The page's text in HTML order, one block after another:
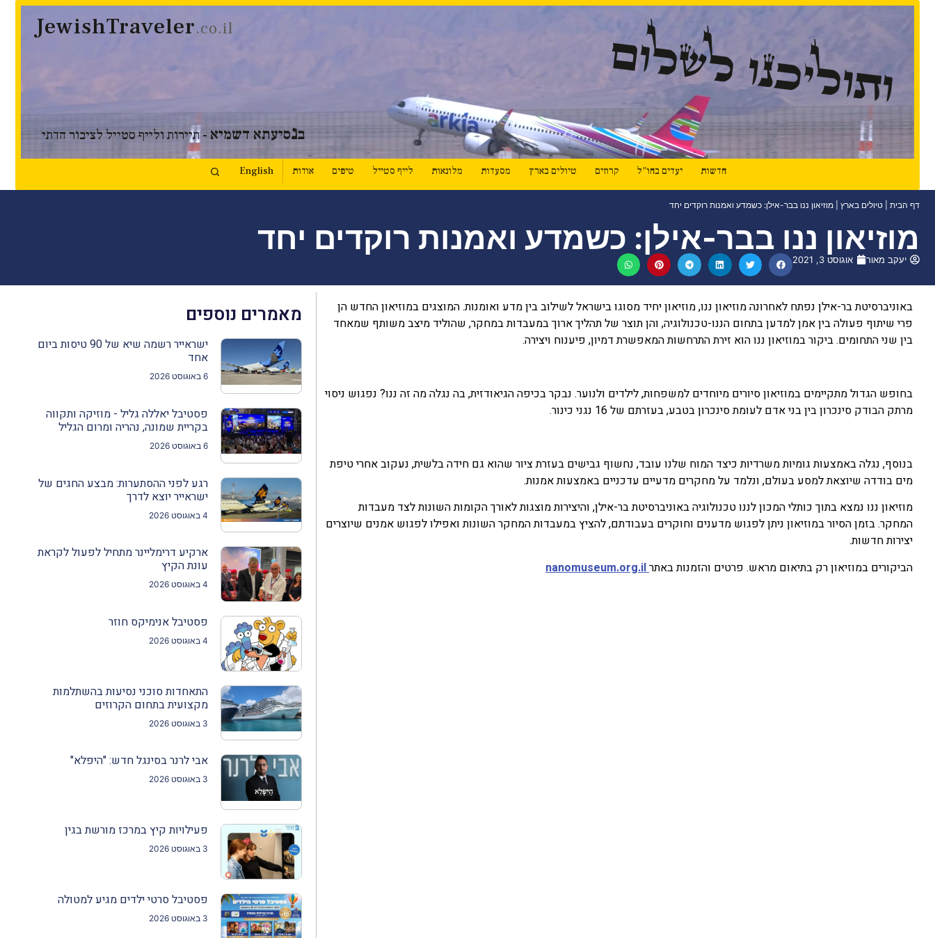
JewishTraveler.co.il ותוליכנו לשלום
בנסיעתא דשמיא - תיירות ולייף סטייל לציבור הדתי
חדשות יעדים בחו"ל קרוזים טיולים בארץ מסעדות מלונאות לייף סטייל טיפים אודות English
דף הבית טיולים בארץ מוזיאון ננו בבר-אילן: כשמדע ואמנות רוקדים יחד
מוזיאון ננו בבר-אילן: כשמדע ואמנות רוקדים יחד
יעקב מאור אוגוסט 3, 2021
באוניברסיטת בר-אילן נפתח לאחרונה מוזיאון ננו, מוזיאון יחיד מסוגו בישראל לשילוב בין מדע ואומנות. המוצגים במוזיאון החדש הן
פרי שיתוף פעולה בין אמן למדען בתחום הננו-טכנולוגיה, והן תוצר של תהליך ארוך במעבדות במחקר, שהוליד מיצב משותף שמאחד
בין שני התחומים. ביקור במוזיאון ננו הוא זירת התרחשות המאפשרת דמיון, פיענוח ויצירה.
בחופש הגדול מתקיימים במוזיאון סיורים מיוחדים למשפחות, לילדים ולנוער. נבקר בכיפה הגיאודזית, בה נגלה מה זה ננו? נפגוש ניסוי
מרתק הבודק סינכרון בין בני אדם לעומת סינכרון בטבע, בעזרתם של 16 נגני כינור.
בנוסף, נגלה באמצעות גומיות משרדיות כיצד המוח שלנו עובד, נחשוף גבישים בעזרת ציור שהוא גם חידה בלשית, נעקוב אחרי טיפת
מים בודדה שיוצאת למסע בעולם, ונלמד על מחקרים מדעיים עדכניים באמצעות אמנות.
מוזיאון ננו נמצא בתוך כותלי המכון לננו טכנולוגיה באוניברסיטת בר-אילן, והיצירות מוצגות לאורך הקומות השונות לצד מעבדות
המחקר. בזמן הסיור במוזיאון ניתן לפגוש מדענים וחוקרים בעבודתם, להציץ במעבדות המחקר השונות ואפילו לפגוש אמנים שיוצרים
יצירות חדשות.
הביקורים במוזיאון רק בתיאום מראש. פרטים והזמנות באתרnanomuseum.org.il
מאמרים נוספים
ישראייר רשמה שיא של 90 טיסות ביום
אחד
6 באוגוסט 2026
פסטיבל יאללה גליל - מוזיקה ותקווה
בקריית שמונה, נהריה ומרום הגליל
6 באוגוסט 2026
רגע לפני ההסתערות: מבצע החגים של
ישראייר יוצא לדרך
4 באוגוסט 2026
ארקיע דרימליינר מתחיל לפעול לקראת
עונת הקיץ
4 באוגוסט 2026
פסטיבל אנימיקס חוזר
4 באוגוסט 2026
התאחדות סוכני נסיעות בהשתלמות
מקצועית בתחום הקרוזים
3 באוגוסט 2026
אבי לרנר בסינגל חדש: "היפלא"
3 באוגוסט 2026
פעילויות קיץ במרכז מורשת בגין
3 באוגוסט 2026
פסטיבל סרטי ילדים מגיע למטולה
3 באוגוסט 2026